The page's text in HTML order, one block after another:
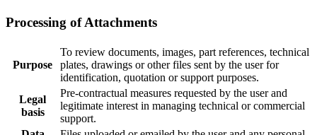
Processing of Attachments
Purpose
To review documents, images, part references, technical
plates, drawings or other files sent by the user for
identification, quotation or support purposes.
Legal
basis
Pre-contractual measures requested by the user and
legitimate interest in managing technical or commercial
support.